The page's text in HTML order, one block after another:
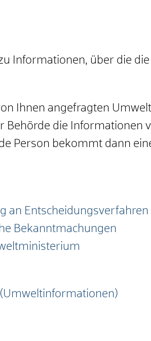
Informationen, über die
Ihnen angefragten
Behörde die Informationen
Person bekommt dann
an Entscheidungsverfahren
Bekanntmachungen